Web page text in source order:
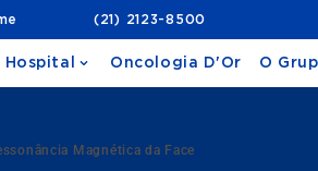
(21) 2123-8500
Hospital Oncologia D'Or O
Magnética da Face